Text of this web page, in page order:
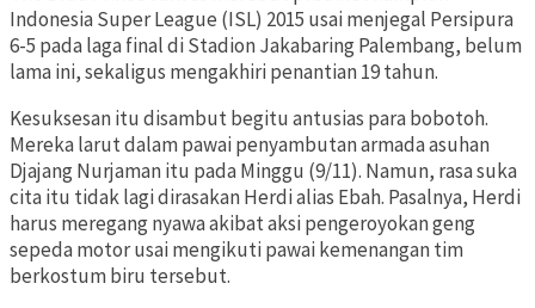
Indonesia Super League (ISL) 2015 usai menjegal Persipura
6-5 pada laga final di Stadion Jakabaring Palembang, belum
lama ini, sekaligus mengakhiri penantian 19 tahun.
Kesuksesan itu disambut begitu antusias para bobotoh.
Mereka larut dalam pawai penyambutan armada asuhan
Djajang Nurjaman itu pada Minggu (9/11). Namun, rasa suka
cita itu tidak lagi dirasakan Herdi alias Ebah. Pasalnya, Herdi
harus meregang nyawa akibat aksi pengeroyokan geng
sepeda motor usai mengikuti pawai kemenangan tim
berkostum biru tersebut.